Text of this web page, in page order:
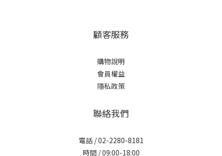
顧客服務
購物說明
會員權益
隱私政策
聯絡我們
電話 / 02-2280-8181
時間 / 09:00-18:00